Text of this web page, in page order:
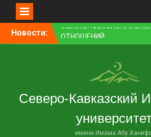
Перейти
Новости:
ПРЕПОДАВАТЕЛЬ СКИУ
ЗАНЯЛ ПЕРВОЕ МЕСТО В
НАУЧНАЯ СТАТЬЯ»
В НАЛЬЧИКЕ СОСТОЯЛСЯ
ПРЕМЬЕРНЫЙ ПОКАЗ
ФИЛЬМА «ОДИН ДЕНЬ
В СКИУ ПРОШЛИ
Северо-Кавказский
имени Имама Абу